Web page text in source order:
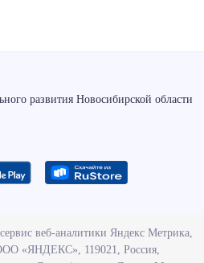
развития Новосибирской области
веб-аналитики Яндекс Метрика,
«ЯНДЕКС», 119021, Россия,